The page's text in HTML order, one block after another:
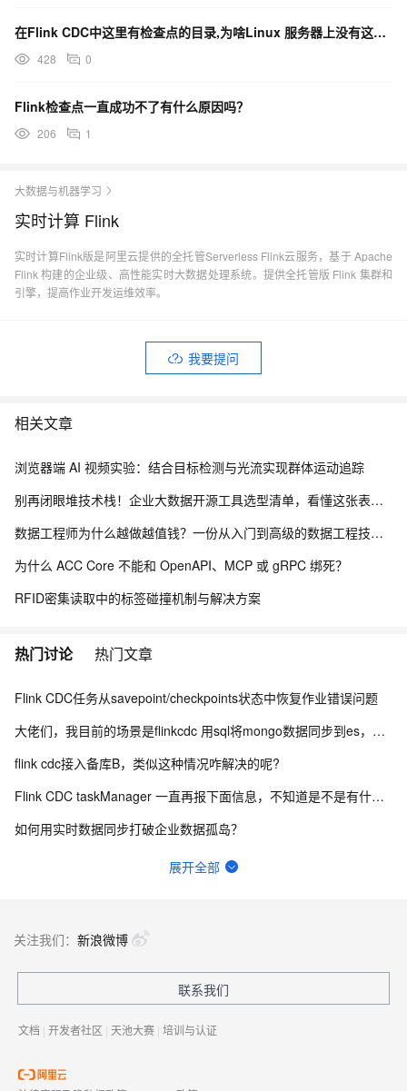
在Flink CDC中这里有检查点的目录,为啥Linux 服务器上没有这个日志?
428 0
Flink检查点一直成功不了有什么原因吗？
206 1
大数据与机器学习
实时计算 Flink
实时计算Flink版是阿里云提供的全托管Serverless Flink云服务，基于 Apache
Flink 构建的企业级、高性能实时大数据处理系统。提供全托管版 Flink 集群和
引擎，提高作业开发运维效率。
我要提问
相关文章
浏览器端 AI 视频实验：结合目标检测与光流实现群体运动追踪
别再闭眼堆技术栈！企业大数据开源工具选型清单，看懂这张表少走3年弯路
数据工程师为什么越做越值钱？一份从入门到高级的数据工程技能树、项目实战与简历升级指南
为什么 ACC Core 不能和 OpenAPI、MCP 或 gRPC 绑死？
RFID密集读取中的标签碰撞机制与解决方案
热门讨论 热门文章
Flink CDC任务从savepoint/checkpoints状态中恢复作业错误问题
大佬们，我目前的场景是flinkcdc 用sql将mongo数据同步到es，有人做过这样的场景吗？
flink cdc接入备库B，类似这种情况咋解决的呢?
Flink CDC taskManager 一直再报下面信息，不知道是不是有什么问题？
如何用实时数据同步打破企业数据孤岛？
Flink CDC中有人使用clickhouse sink吗？
这个错误会是flinkcdc解析的问题吗？
展开全部
关注我们： 新浪微博
联系我们
文档 | 开发者社区 | 天池大赛 | 培训与认证